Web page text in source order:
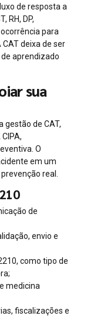
de resposta a
RH, DP,
para
deixa de ser
aprendizado
sua
gestão de CAT,
O
em um
real.
de
envio e
como tipo de
medicina
fiscalizações e